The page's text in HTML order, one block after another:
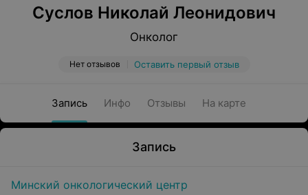
Суслов Николай Леонидович
Онколог
Нет отзывов Оставить первый отзыв
Запись Инфо Отзывы На карте
Запись
Минский онкологический центр